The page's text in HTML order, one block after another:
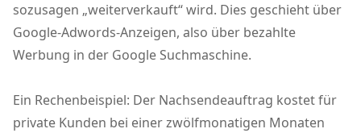
sozusagen „weiterverkauft“ wird. Dies geschieht über
Google-Adwords-Anzeigen, also über bezahlte
Werbung in der Google Suchmaschine.
Ein Rechenbeispiel: Der Nachsendeauftrag kostet für
private Kunden bei einer zwölfmonatigen Monaten